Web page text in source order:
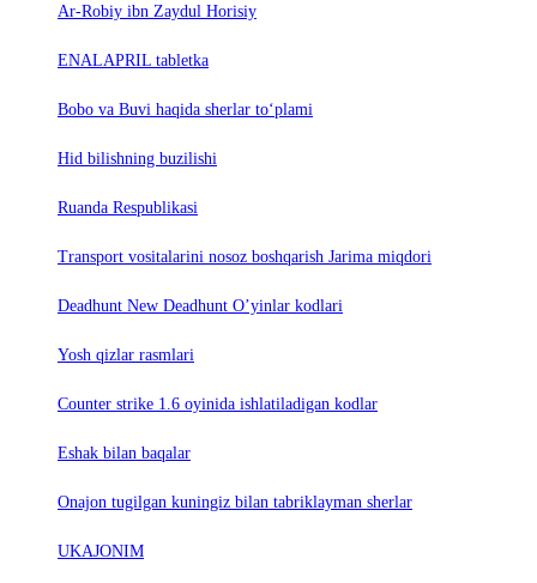
Ar-Robiy ibn Zaydul Horisiy
ENALAPRIL tabletka
Bobo va Buvi haqida sherlar to‘plami
Hid bilishning buzilishi
Ruanda Respublikasi
Trаnsport vositаlаrini nosoz boshqаrish Jаrimа miqdori
Deadhunt New Deadhunt O’yinlar kodlari
Yosh qizlar rasmlari
Counter strike 1.6 oyinida ishlatiladigan kodlar
Eshak bilan baqalar
Onajon tugilgan kuningiz bilan tabriklayman sherlar
UKAJONIM